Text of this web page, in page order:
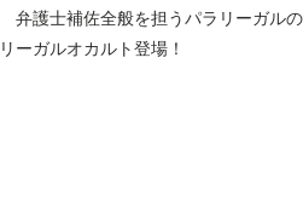
護士補佐全般を担うパラリーガル
ーガルオカルト登場！